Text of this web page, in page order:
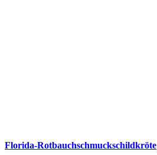
Florida-Rotbauchschmuckschildkröte